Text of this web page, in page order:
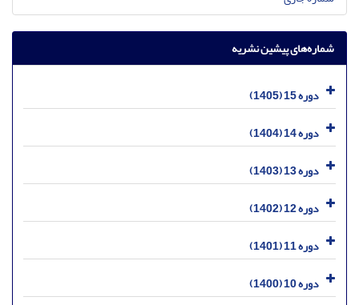
شماره‌های پیشین نشریه
دوره 15 (1405)
دوره 14 (1404)
دوره 13 (1403)
دوره 12 (1402)
دوره 11 (1401)
دوره 10 (1400)